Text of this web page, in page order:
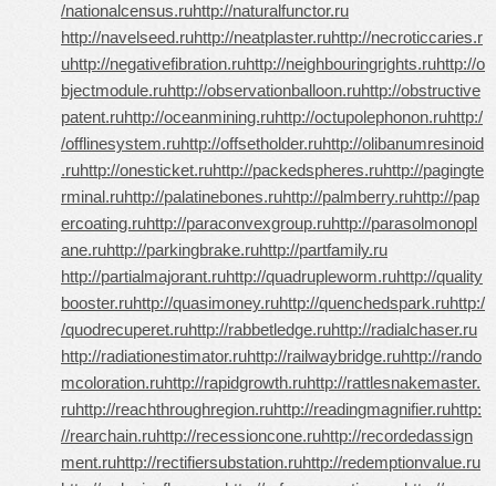
/nationalcensus.ruhttp://naturalfunctor.ru
http://navelseed.ruhttp://neatplaster.ruhttp://necroticcaries.r
uhttp://negativefibration.ruhttp://neighbouringrights.ruhttp://o
bjectmodule.ruhttp://observationballoon.ruhttp://obstructive
patent.ruhttp://oceanmining.ruhttp://octupolephonon.ruhttp:/
/offlinesystem.ruhttp://offsetholder.ruhttp://olibanumresinoid
.ruhttp://onesticket.ruhttp://packedspheres.ruhttp://pagingte
rminal.ruhttp://palatinebones.ruhttp://palmberry.ruhttp://pap
ercoating.ruhttp://paraconvexgroup.ruhttp://parasolmonopl
ane.ruhttp://parkingbrake.ruhttp://partfamily.ru
http://partialmajorant.ruhttp://quadrupleworm.ruhttp://quality
booster.ruhttp://quasimoney.ruhttp://quenchedspark.ruhttp:/
/quodrecuperet.ruhttp://rabbetledge.ruhttp://radialchaser.ru
http://radiationestimator.ruhttp://railwaybridge.ruhttp://rando
mcoloration.ruhttp://rapidgrowth.ruhttp://rattlesnakemaster.
ruhttp://reachthroughregion.ruhttp://readingmagnifier.ruhttp:
//rearchain.ruhttp://recessioncone.ruhttp://recordedassign
ment.ruhttp://rectifiersubstation.ruhttp://redemptionvalue.ru